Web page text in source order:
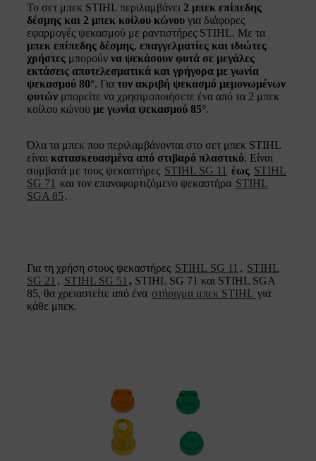
Το σετ μπεκ STIHL περιλαμβάνει 2 μπεκ επίπεδης
δέσμης και 2 μπεκ κοίλου κώνου για διάφορες
εφαρμογές ψεκασμού με ραντιστήρες STIHL. Με τα
μπεκ επίπεδης δέσμης, επαγγελματίες και ιδιώτες
χρήστες μπορούν να ψεκάσουν φυτά σε μεγάλες
εκτάσεις αποτελεσματικά και γρήγορα με γωνία
ψεκασμού 80°. Για τον ακριβή ψεκασμό μεμονωμένων
φυτών μπορείτε να χρησιμοποιήσετε ένα από τα 2 μπεκ
κοίλου κώνου με γωνία ψεκασμού 85°.
Όλα τα μπεκ που περιλαμβάνονται στο σετ μπεκ STIHL
είναι κατασκευασμένα από στιβαρό πλαστικό. Είναι
συμβατά με τους ψεκαστήρες STIHL SG 11 έως STIHL
SG 71 και τον επαναφορτιζόμενο ψεκαστήρα STIHL
SGA 85 .
Για τη χρήση στους ψεκαστήρες STIHL SG 11 , STIHL
SG 21 , STIHL SG 51 , STIHL SG 71 και STIHL SGA
85, θα χρειαστείτε από ένα στήριγμα μπεκ STIHL για
κάθε μπεκ.